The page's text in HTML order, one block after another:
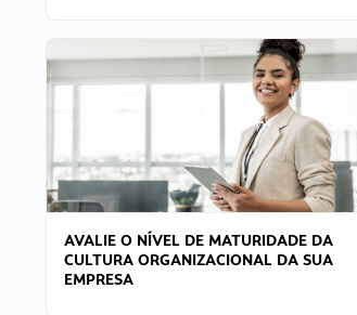
AVALIE O NÍVEL DE MATURIDADE DA
CULTURA ORGANIZACIONAL DA SUA
EMPRESA